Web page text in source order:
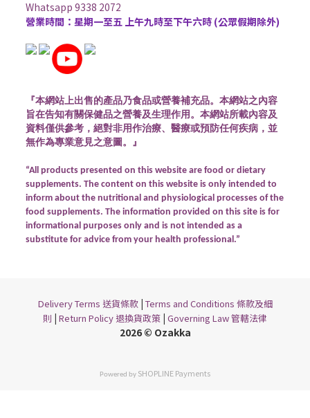
Whatsapp 9338 2072
營業時間：星期一至五 上午九時至下午六時 (公眾假期除外)
『本網站上出售的產品乃食品或營養補充品。本網站之內容
旨在告知有關保健品之營養及生理作用。本網站所載內容及
資料僅供參考，絕對非用作治療、醫療或預防任何疾病，並
無作為專業意見之意圖。』
“All products presented on this website are food or dietary
supplements. The content on this website is only intended to
inform about the nutritional and physiological processes of the
food supplements. The information provided on this site is for
informational purposes only and is not intended as a
substitute for advice from your health professional.”
Delivery Terms 送貨條款| Terms and Conditions 條款及細
則 | Return Policy 退換貨政策 | Governing Law 管轄法律
2026 © Ozakka
Powered by SHOPLINE Payments